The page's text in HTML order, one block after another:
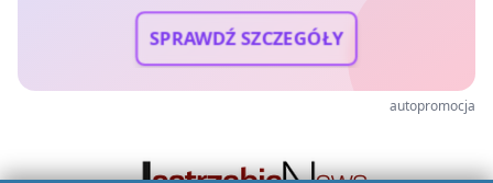
SPRAWDŹ SZCZEGÓŁY
autopromocja